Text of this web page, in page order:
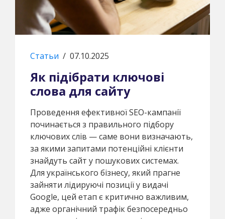
Статьи / 07.10.2025
Як підібрати ключові
слова для сайту
Проведення ефективної SEO-кампанії
починається з правильного підбору
ключових слів — саме вони визначають,
за якими запитами потенційні клієнти
знайдуть сайт у пошукових системах.
Для українського бізнесу, який прагне
зайняти лідируючі позиції у видачі
Google, цей етап є критично важливим,
адже органічний трафік безпосередньо